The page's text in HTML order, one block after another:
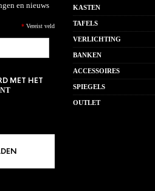
en nieuws
* Vereist veld
MET HET
KASTEN
TAFELS
VERLICHTING
BANKEN
ACCESSOIRES
SPIEGELS
OUTLET